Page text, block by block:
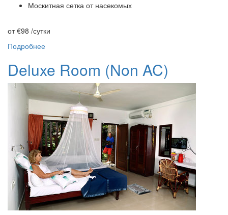
Москитная сетка от насекомых
от €98 /сутки
Подробнее
Deluxe Room (Non AC)